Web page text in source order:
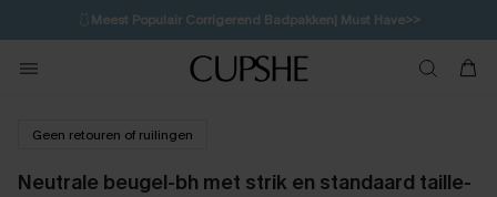
🩱Meest Populair Corrigerend Badpakken| Must Have>>
💌Abonneer je & ontvang tot 15% korting>>
Koop 3, krijg 15% korting | CODE: SW15
Geen retouren of ruilingen
Neutrale beugel-bh met strik en standaard taille-